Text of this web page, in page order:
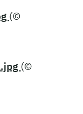
(©
(©